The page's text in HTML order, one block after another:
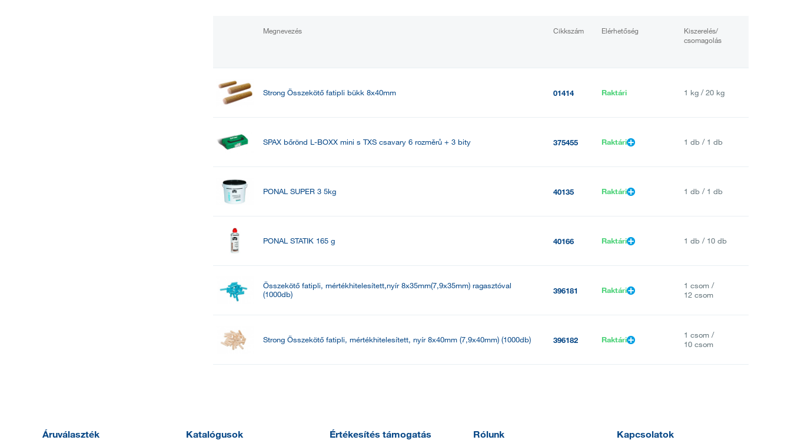
Megnevezés Cikkszám Elérhetőség
Kiszerelés/
csomagolás
Strong Összekötő fatipli bükk 8x40mm 01414 Raktári 1 kg / 20 kg
SPAX bőrönd L-BOXX mini s TXS csavary 6 rozměrů + 3 bity 375455 Raktári 1 db / 1 db
PONAL SUPER 3 5kg 40135 Raktári 1 db / 1 db
PONAL STATIK 165 g 40166 Raktári 1 db / 10 db
Összekötő fatipli, mértékhitelesített,nyír 8x35mm(7,9x35mm) ragasztóval
(1000db)
396181 Raktári
1 csom /
12 csom
Strong Összekötő fatipli, mértékhitelesített, nyír 8x40mm (7,9x40mm) (1000db) 396182 Raktári
1 csom /
10 csom
Áruválaszték Katalógusok Értékesítés támogatás Rólunk Kapcsolatok